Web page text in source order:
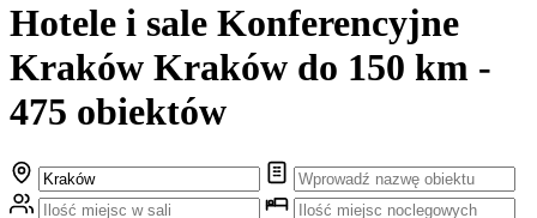
Hotele i sale Konferencyjne
Kraków Kraków do 150 km -
475 obiektów